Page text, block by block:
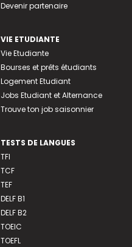
Devenir partenaire
VIE ETUDIANTE
Vie Etudiante
Bourses et prêts étudiants
Logement Etudiant
Jobs Etudiant et Alternance
Trouve ton job saisonnier
TESTS DE LANGUES
TFI
TCF
TEF
DELF B1
DELF B2
TOEIC
TOEFL